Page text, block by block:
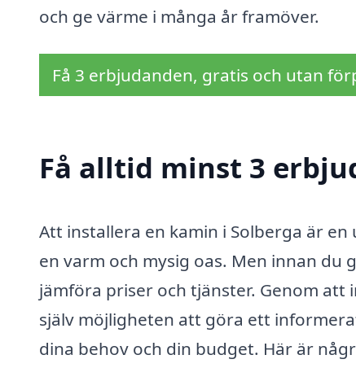
och ge värme i många år framöver.
Få 3 erbjudanden, gratis och utan
Få alltid minst 3
Att installera en kamin i Solberga är
en varm och mysig oas. Men innan
jämföra priser och tjänster. Genom
själv möjligheten att göra ett
dina behov och din budget. Här är